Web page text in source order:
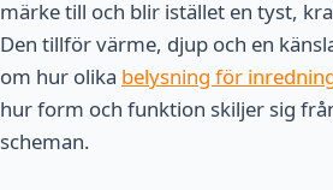
märke till och blir istället en tyst,
Den tillför värme, djup och en
om hur olika belysning för
hur form och funktion skiljer sig
scheman.